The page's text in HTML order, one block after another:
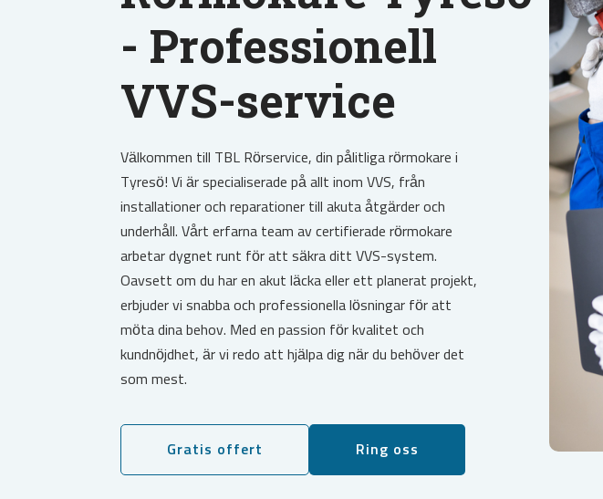
- Professionell
VVS-service
Välkommen till TBL Rörservice, din pålitliga rörmokare i
Tyresö! Vi är specialiserade på allt inom VVS, från
installationer och reparationer till akuta åtgärder och
underhåll. Vårt erfarna team av certifierade rörmokare
arbetar dygnet runt för att säkra ditt VVS-system.
Oavsett om du har en akut läcka eller ett planerat projekt,
erbjuder vi snabba och professionella lösningar för att
möta dina behov. Med en passion för kvalitet och
kundnöjdhet, är vi redo att hjälpa dig när du behöver det
som mest.
Gratis offert Ring oss